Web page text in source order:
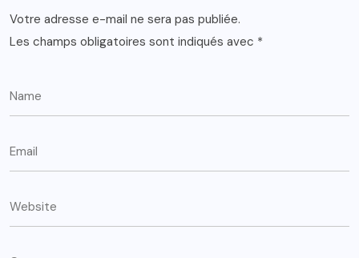
Votre adresse e-mail ne sera pas publiée.
Les champs obligatoires sont indiqués avec *